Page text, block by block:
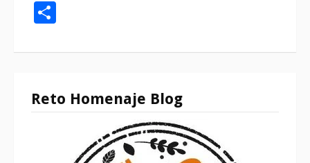
Reto Homenaje Blog